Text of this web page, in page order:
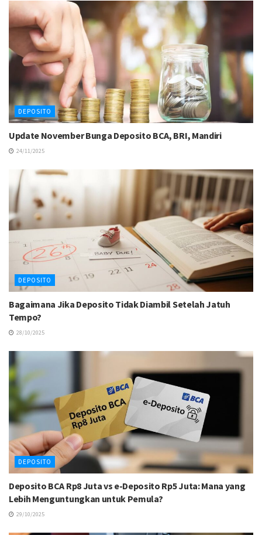
DEPOSITO
Update November Bunga Deposito BCA, BRI, Mandiri
24/11/2025
DEPOSITO
Bagaimana Jika Deposito Tidak Diambil Setelah Jatuh
Tempo?
28/10/2025
DEPOSITO
Deposito BCA Rp8 Juta vs e-Deposito Rp5 Juta: Mana yang
Lebih Menguntungkan untuk Pemula?
29/10/2025